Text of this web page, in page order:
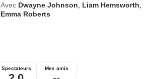
Avec Dwayne Johnson Liam Hemsworth
Emma Roberts
Spectateurs Mes amis